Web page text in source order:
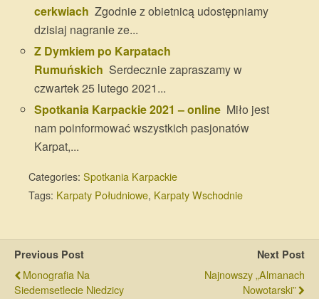
cerkwiach Zgodnie z obietnicą udostępniamy
dzisiaj nagranie ze...
Z Dymkiem po Karpatach
Rumuńskich Serdecznie zapraszamy w
czwartek 25 lutego 2021...
Spotkania Karpackie 2021 – online Miło jest
nam poinformować wszystkich pasjonatów
Karpat,...
Categories: Spotkania Karpackie
Tags: Karpaty Południowe, Karpaty Wschodnie
Previous Post
Monografia Na
Siedemsetlecie Niedzicy
Next Post
Najnowszy „Almanach
Nowotarski”